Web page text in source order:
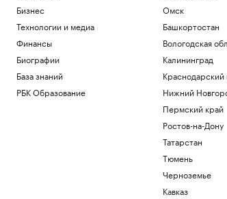
Бизнес
Технологии и медиа
Финансы
Биографии
База знаний
РБК Образование
Омск
Башкортостан
Вологодская
Калининград
Краснодарский
Нижний
Пермский край
Ростов-на-Дону
Татарстан
Тюмень
Черноземье
Кавказ